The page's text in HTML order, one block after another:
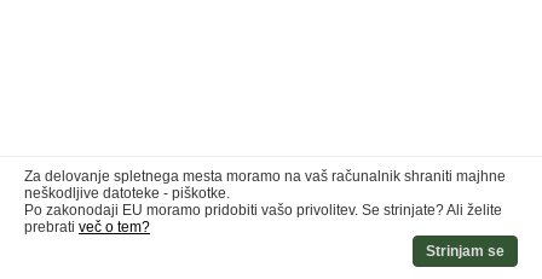
Za delovanje spletnega mesta moramo na vaš računalnik shraniti majhne
neškodljive datoteke - piškotke.
Po zakonodaji EU moramo pridobiti vašo privolitev. Se strinjate? Ali želite
prebrati več o tem?
Strinjam se